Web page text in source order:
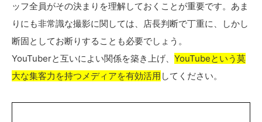
ッフ全員がその決まりを理解しておくことが重要です。あま
りにも非常識な撮影に関しては、店長判断で丁重に、しかし
断固としてお断りすることも必要でしょう。
YouTuberと互いによい関係を築き上げ、 YouTubeという莫
大な集客力を持つメディアを有効活用 してください。